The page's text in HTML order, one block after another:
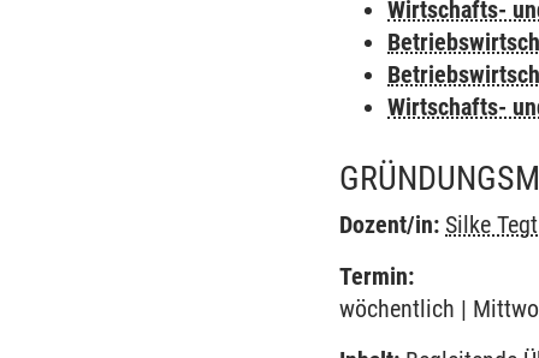
Wirtschafts-
Wirtschafts-
Dozent/in: Silke
Termin:
wöchentlich |